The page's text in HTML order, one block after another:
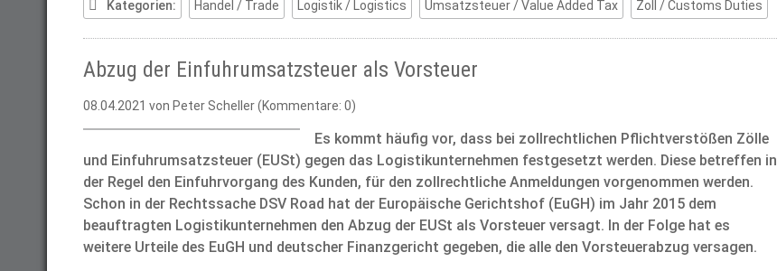
Kategorien: Handel / Trade Logistik / Logistics Umsatzsteuer / Value Added Tax Zoll / Customs Duties
Abzug der Einfuhrumsatzsteuer als Vorsteuer
08.04.2021 von Peter Scheller (Kommentare: 0)
Es kommt häufig vor, dass bei zollrechtlichen Pflichtverstößen Zölle
und Einfuhrumsatzsteuer (EUSt) gegen das Logistikunternehmen festgesetzt werden. Diese betreffen in
der Regel den Einfuhrvorgang des Kunden, für den zollrechtliche Anmeldungen vorgenommen werden.
Schon in der Rechtssache DSV Road hat der Europäische Gerichtshof (EuGH) im Jahr 2015 dem
beauftragten Logistikunternehmen den Abzug der EUSt als Vorsteuer versagt. In der Folge hat es
weitere Urteile des EuGH und deutscher Finanzgericht gegeben, die alle den Vorsteuerabzug versagen.